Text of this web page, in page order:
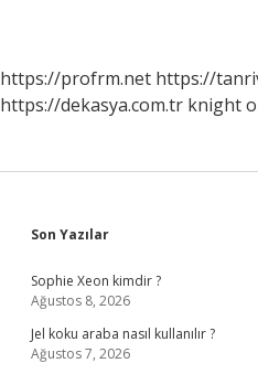
https://profrm.net https://
https://dekasya.com.tr knight
Sidebar
Son Yazılar
Sophie Xeon kimdir ?
Ağustos 8, 2026
Jel koku araba nasıl kullanılır ?
Ağustos 7, 2026